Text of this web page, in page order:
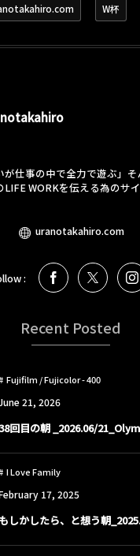
W杯
が仕事の中で全力で遊ぶ」
WORKを伝える為のサ
uranotakahiro.com
:
Recent Posted
Fujifilm / Fujicolor - 400
21, 2026
回目の朝 _2026.06/
I Love Family
17, 2025
もしかしたら、と想う朝